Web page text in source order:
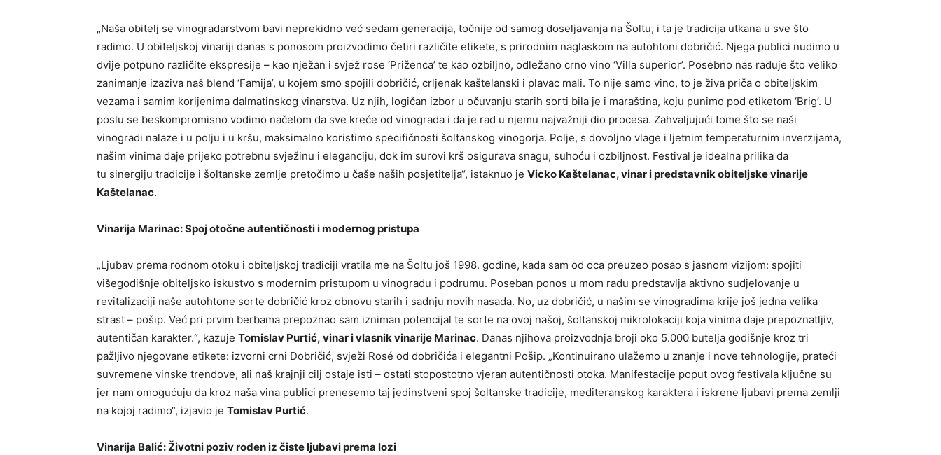
„Naša obitelj se vinogradarstvom bavi neprekidno već sedam generacija, točnije od samog doseljavanja na Šoltu, i ta je tradicija utkana u sve što
radimo. U obiteljskoj vinariji danas s ponosom proizvodimo četiri različite etikete, s prirodnim naglaskom na autohtoni dobričić. Njega publici nudimo u
dvije potpuno različite ekspresije – kao nježan i svjež rose ‘Priženca’ te kao ozbiljno, odležano crno vino ‘Villa superior’. Posebno nas raduje što veliko
zanimanje izaziva naš blend ‘Famija’, u kojem smo spojili dobričić, crljenak kaštelanski i plavac mali. To nije samo vino, to je živa priča o obiteljskim
vezama i samim korijenima dalmatinskog vinarstva. Uz njih, logičan izbor u očuvanju starih sorti bila je i maraština, koju punimo pod etiketom ‘Brig’. U
poslu se beskompromisno vodimo načelom da sve kreće od vinograda i da je rad u njemu najvažniji dio procesa. Zahvaljujući tome što se naši
vinogradi nalaze i u polju i u kršu, maksimalno koristimo specifičnosti šoltanskog vinogorja. Polje, s dovoljno vlage i ljetnim temperaturnim inverzijama,
našim vinima daje prijeko potrebnu svježinu i eleganciju, dok im surovi krš osigurava snagu, suhoću i ozbiljnost. Festival je idealna prilika da
tu sinergiju tradicije i šoltanske zemlje pretočimo u čaše naših posjetitelja“, istaknuo je Vicko Kaštelanac, vinar i predstavnik obiteljske vinarije
Kaštelanac.
Vinarija Marinac: Spoj otočne autentičnosti i modernog pristupa
„Ljubav prema rodnom otoku i obiteljskoj tradiciji vratila me na Šoltu još 1998. godine, kada sam od oca preuzeo posao s jasnom vizijom: spojiti
višegodišnje obiteljsko iskustvo s modernim pristupom u vinogradu i podrumu. Poseban ponos u mom radu predstavlja aktivno sudjelovanje u
revitalizaciji naše autohtone sorte dobričić kroz obnovu starih i sadnju novih nasada. No, uz dobričić, u našim se vinogradima krije još jedna velika
strast – pošip. Već pri prvim berbama prepoznao sam izniman potencijal te sorte na ovoj našoj, šoltanskoj mikrolokaciji koja vinima daje prepoznatljiv,
autentičan karakter.“, kazuje Tomislav Purtić, vinar i vlasnik vinarije Marinac. Danas njihova proizvodnja broji oko 5.000 butelja godišnje kroz tri
pažljivo njegovane etikete: izvorni crni Dobričić, svježi Rosé od dobričića i elegantni Pošip. „Kontinuirano ulažemo u znanje i nove tehnologije, prateći
suvremene vinske trendove, ali naš krajnji cilj ostaje isti – ostati stopostotno vjeran autentičnosti otoka. Manifestacije poput ovog festivala ključne su
jer nam omogućuju da kroz naša vina publici prenesemo taj jedinstveni spoj šoltanske tradicije, mediteranskog karaktera i iskrene ljubavi prema zemlji
na kojoj radimo“, izjavio je Tomislav Purtić.
Vinarija Balić: Životni poziv rođen iz čiste ljubavi prema lozi